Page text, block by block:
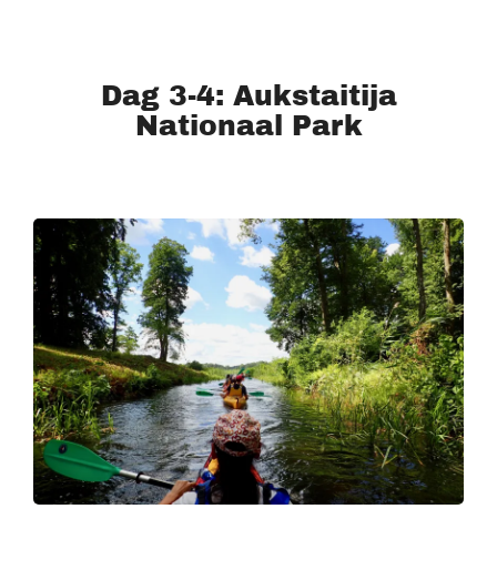
Dag 3-4: Aukstaitija
Nationaal Park